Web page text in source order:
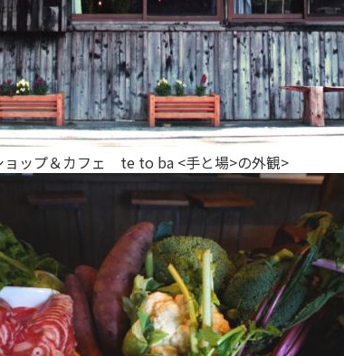
ョップ＆カフェ te to ba <手と場>の外観>